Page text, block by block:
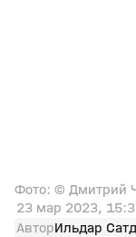
Фото: © Дмитрий
23 мар 2023,
АвторИльдар